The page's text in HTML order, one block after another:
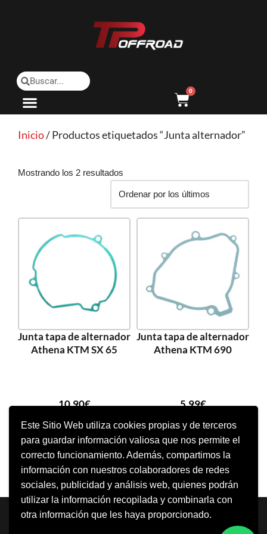
Este Sitio Web utiliza cookies propias y de terceros
para guardar información valiosa que nos permite el
correcto funcionamiento. Además, compartimos la
información con nuestros colaboradores de redes
sociales, publicidad y análisis web, quienes podrán
utilizar la información recopilada y combinarla con
otra información que les haya proporcionado.
0
Inicio/ Productos etiquetados “Junta alternador”
Mostrando los 2 resultados
Junta tapa de alternador
Athena KTM SX 65
10,90€
AÑADIR AL CARRITO
Junta tapa de alternador
Athena KTM 690
5,99€
AÑADIR AL CARRITO
Neve | Funciona gracias a WordPress